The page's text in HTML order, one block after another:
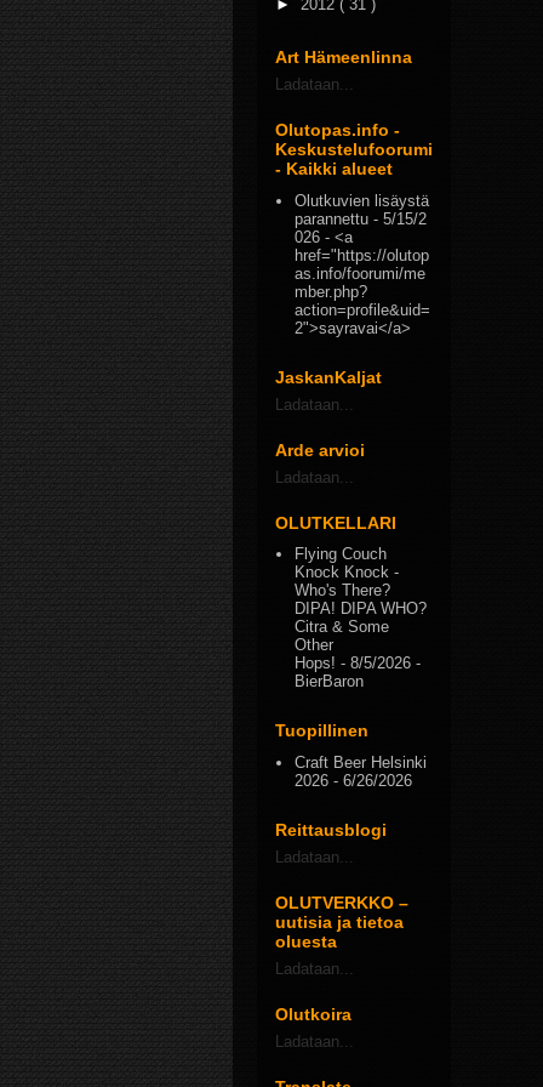
► 2012 ( 31 )
Art Hämeenlinna
Ladataan...
Olutopas.info -
Keskustelufoorumi
- Kaikki alueet
Olutkuvien lisäystä
parannettu - 5/15/2
026 - <a
href="https://olutop
as.info/foorumi/me
mber.php?
action=profile&uid=
2">sayravai</a>
JaskanKaljat
Ladataan...
Arde arvioi
Ladataan...
OLUTKELLARI
Flying Couch
Knock Knock -
Who's There?
DIPA! DIPA WHO?
Citra & Some
Other
Hops! - 8/5/2026 -
BierBaron
Tuopillinen
Craft Beer Helsinki
2026 - 6/26/2026
Reittausblogi
Ladataan...
OLUTVERKKO –
uutisia ja tietoa
oluesta
Ladataan...
Olutkoira
Ladataan...